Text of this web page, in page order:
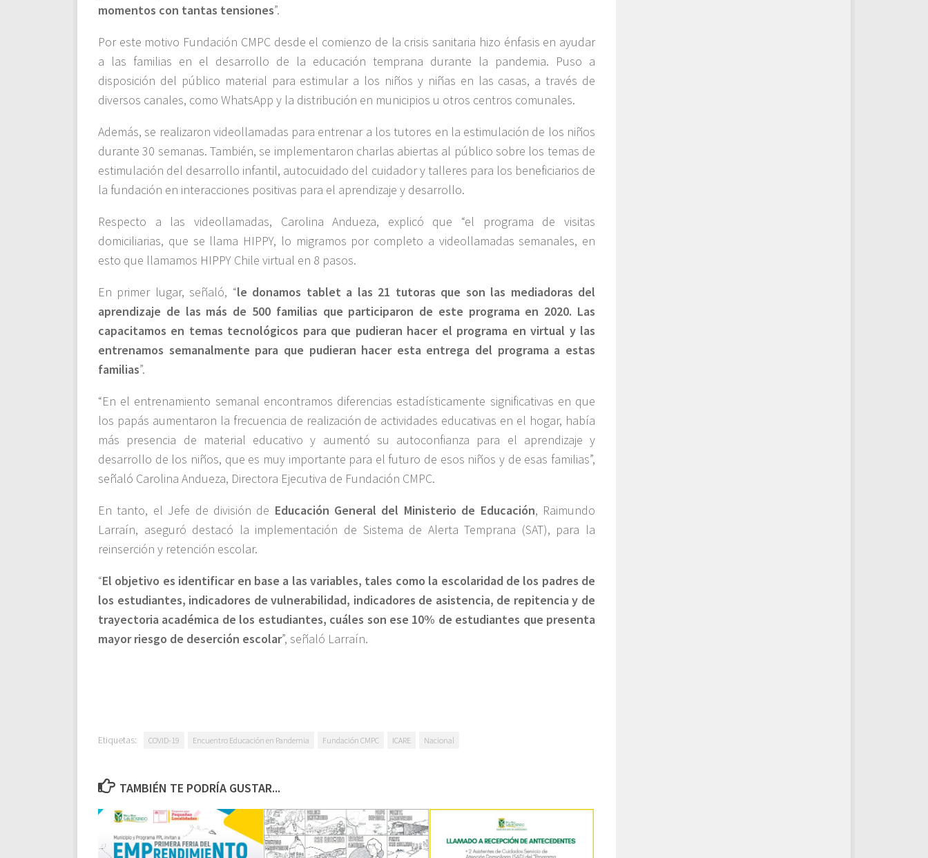
momentos con tantas tensiones”.
Por este motivo Fundación CMPC desde el comienzo de la crisis sanitaria hizo énfasis en ayudar
a las familias en el desarrollo de la educación temprana durante la pandemia. Puso a
disposición del público material para estimular a los niños y niñas en las casas, a través de
diversos canales, como WhatsApp y la distribución en municipios u otros centros comunales.
Además, se realizaron videollamadas para entrenar a los tutores en la estimulación de los niños
durante 30 semanas. También, se implementaron charlas abiertas al público sobre los temas de
estimulación del desarrollo infantil, autocuidado del cuidador y talleres para los beneficiarios de
la fundación en interacciones positivas para el aprendizaje y desarrollo.
Respecto a las videollamadas, Carolina Andueza, explicó que “el programa de visitas
domiciliarias, que se llama HIPPY, lo migramos por completo a videollamadas semanales, en
esto que llamamos HIPPY Chile virtual en 8 pasos.
En primer lugar, señaló, “le donamos tablet a las 21 tutoras que son las mediadoras del
aprendizaje de las más de 500 familias que participaron de este programa en 2020. Las
capacitamos en temas tecnológicos para que pudieran hacer el programa en virtual y las
entrenamos semanalmente para que pudieran hacer esta entrega del programa a estas
familias”.
“En el entrenamiento semanal encontramos diferencias estadísticamente significativas en que
los papás aumentaron la frecuencia de realización de actividades educativas en el hogar, había
más presencia de material educativo y aumentó su autoconfianza para el aprendizaje y
desarrollo de los niños, que es muy importante para el futuro de esos niños y de esas familias”,
señaló Carolina Andueza, Directora Ejecutiva de Fundación CMPC.
En tanto, el Jefe de división de Educación General del Ministerio de Educación, Raimundo
Larraín, aseguró destacó la implementación de Sistema de Alerta Temprana (SAT), para la
reinserción y retención escolar.
“El objetivo es identificar en base a las variables, tales como la escolaridad de los padres de
los estudiantes, indicadores de vulnerabilidad, indicadores de asistencia, de repitencia y de
trayectoria académica de los estudiantes, cuáles son ese 10% de estudiantes que presenta
mayor riesgo de deserción escolar”, señaló Larraín.
Etiquetas: COVID-19 Encuentro Educación en Pandemia Fundación CMPC ICARE Nacional
TAMBIÉN TE PODRÍA GUSTAR...